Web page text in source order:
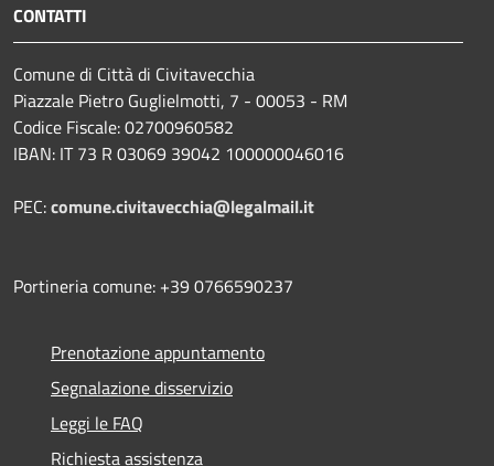
CONTATTI
Comune di Città di Civitavecchia
Piazzale Pietro Guglielmotti, 7 - 00053 - RM
Codice Fiscale: 02700960582
IBAN: IT 73 R 03069 39042 100000046016
PEC:comune.civitavecchia@legalmail.it
Portineria comune: +39 0766590237
Prenotazione appuntamento
Segnalazione disservizio
Leggi le FAQ
Richiesta assistenza